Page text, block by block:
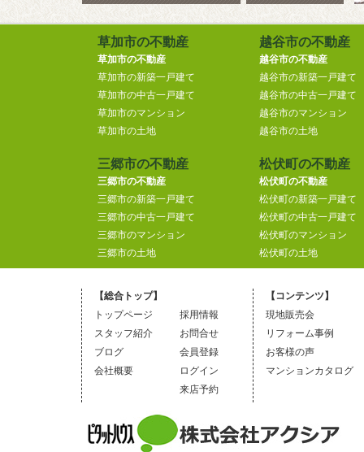
草加市の不動産
草加市の不動産
草加市の新築一戸建て
草加市の中古一戸建て
草加市のマンション
草加市の土地
越谷市の不動産
越谷市の不動産
越谷市の新築一戸建て
越谷市の中古一戸建て
越谷市のマンション
越谷市の土地
三郷市の不動産
三郷市の不動産
三郷市の新築一戸建て
三郷市の中古一戸建て
三郷市のマンション
三郷市の土地
松伏町の不動産
松伏町の不動産
松伏町の新築一戸建て
松伏町の中古一戸建て
松伏町のマンション
松伏町の土地
【総合トップ】
トップページ
スタッフ紹介
ブログ
会社概要
採用情報
お問合せ
会員登録
ログイン
来店予約
【コンテンツ】
現地販売会
リフォーム事例
お客様の声
マンションカタログ